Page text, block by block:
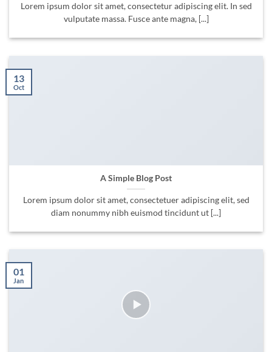
Lorem ipsum dolor sit amet, consectetur adipiscing elit. In sed
vulputate massa. Fusce ante magna, [...]
A Simple Blog Post
Lorem ipsum dolor sit amet, consectetuer adipiscing elit, sed
diam nonummy nibh euismod tincidunt ut [...]
13
Oct
01
Jan